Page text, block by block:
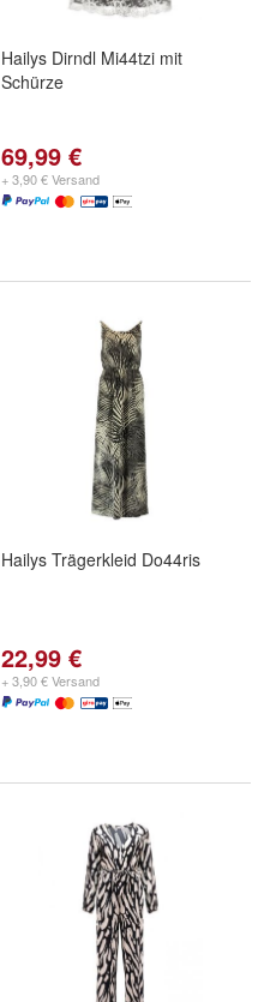
Hailys Dirndl Mi44tzi mit
Schürze
69,99 €
+ 3,90 € Versand
Hailys Trägerkleid Do44ris
22,99 €
+ 3,90 € Versand